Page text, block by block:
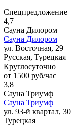
Спецпредложение
4,7
Сауна Дилором
Сауна Дилором
ул. Восточная, 29
Русская, Турецкая
Круглосуточно
от 1500 руб/час
3,8
Сауна Триумф
Сауна Триумф
ул. 93-й квартал,
Турецкая